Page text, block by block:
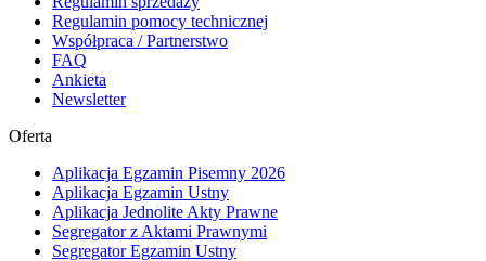
Regulamin pomocy technicznej
Współpraca / Partnerstwo
FAQ
Ankieta
Newsletter
Oferta
Aplikacja Egzamin Pisemny 2026
Aplikacja Egzamin Ustny
Aplikacja Jednolite Akty Prawne
Segregator z Aktami Prawnymi
Segregator Egzamin Ustny